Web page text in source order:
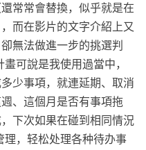
常常會替換，似乎就是在
而在影片的文字介紹上又
無法做進一步的挑選判
可說是我使用過當中，
少事項，就連延期、取消
、這個月是否有事項拖
下次如果在碰到相同情況
，轻松处理各种待办事